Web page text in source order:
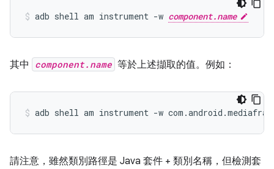
adb shell am instrument -w component.name
其中 component.name 等於上述擷取的值。例如：
請注意，雖然類別路徑是 Java 套件 + 類別名稱，但檢測套